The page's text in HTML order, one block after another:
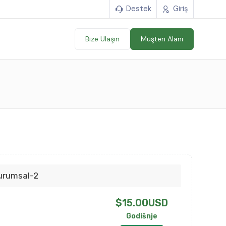
Destek Giriş
Bize Ulaşın Müşteri Alanı
2
$15.00USD
Godišnje